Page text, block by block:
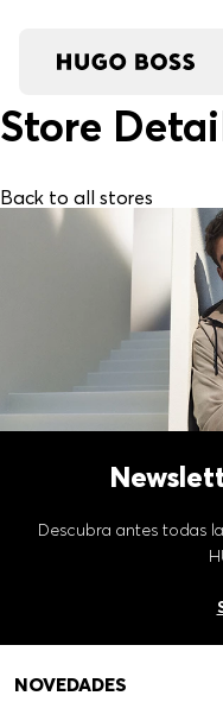
Store
Back to all stores
Descubra antes todas
NOVEDADES
Asistente Virtual
en línea